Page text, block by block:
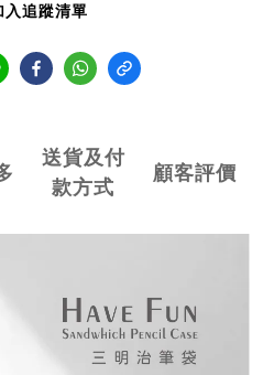
入追蹤清單
送貨及付
款方式
顧客評價